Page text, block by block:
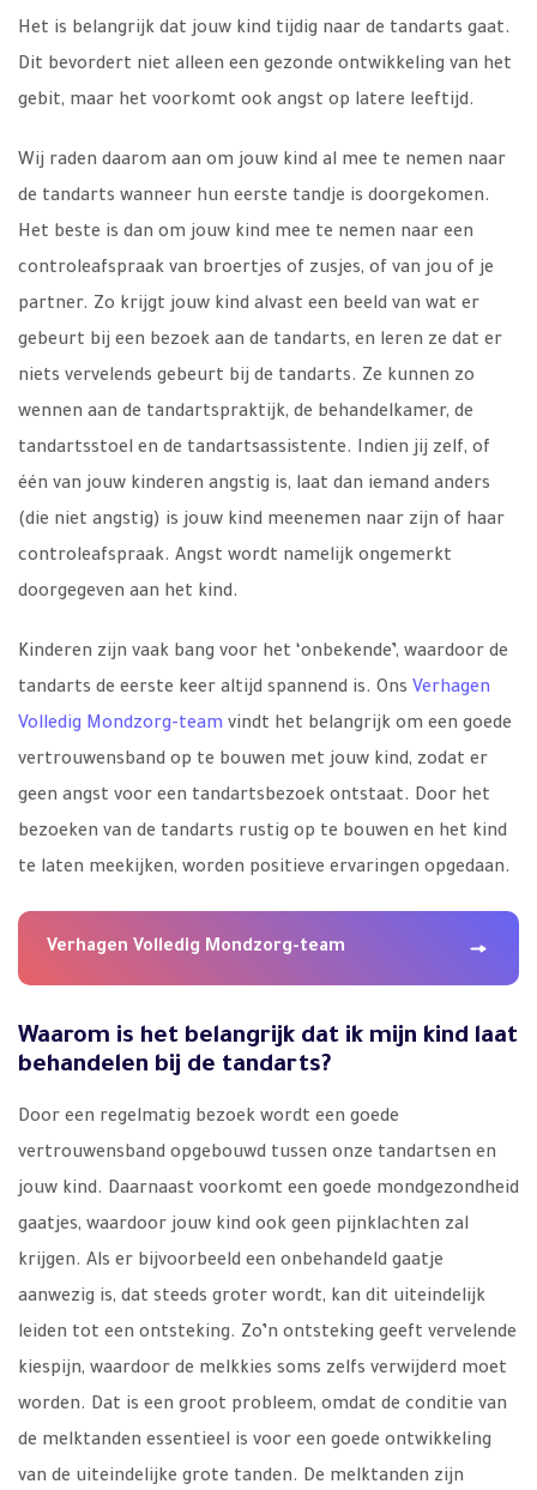
Het is belangrijk dat jouw kind tijdig naar de tandarts gaat.
Dit bevordert niet alleen een gezonde ontwikkeling van het
gebit, maar het voorkomt ook angst op latere leeftijd.
Wij raden daarom aan om jouw kind al mee te nemen naar
de tandarts wanneer hun eerste tandje is doorgekomen.
Het beste is dan om jouw kind mee te nemen naar een
controleafspraak van broertjes of zusjes, of van jou of je
partner. Zo krijgt jouw kind alvast een beeld van wat er
gebeurt bij een bezoek aan de tandarts, en leren ze dat er
niets vervelends gebeurt bij de tandarts. Ze kunnen zo
wennen aan de tandartspraktijk, de behandelkamer, de
tandartsstoel en de tandartsassistente. Indien jij zelf, of
één van jouw kinderen angstig is, laat dan iemand anders
(die niet angstig) is jouw kind meenemen naar zijn of haar
controleafspraak. Angst wordt namelijk ongemerkt
doorgegeven aan het kind.
Kinderen zijn vaak bang voor het ‘onbekende’, waardoor de
tandarts de eerste keer altijd spannend is. Ons Verhagen
Volledig Mondzorg-team vindt het belangrijk om een goede
vertrouwensband op te bouwen met jouw kind, zodat er
geen angst voor een tandartsbezoek ontstaat. Door het
bezoeken van de tandarts rustig op te bouwen en het kind
te laten meekijken, worden positieve ervaringen opgedaan.
Verhagen Volledig Mondzorg-team
Waarom is het belangrijk dat ik mijn kind laat
behandelen bij de tandarts?
Door een regelmatig bezoek wordt een goede
vertrouwensband opgebouwd tussen onze tandartsen en
jouw kind. Daarnaast voorkomt een goede mondgezondheid
gaatjes, waardoor jouw kind ook geen pijnklachten zal
krijgen. Als er bijvoorbeeld een onbehandeld gaatje
aanwezig is, dat steeds groter wordt, kan dit uiteindelijk
leiden tot een ontsteking. Zo’n ontsteking geeft vervelende
kiespijn, waardoor de melkkies soms zelfs verwijderd moet
worden. Dat is een groot probleem, omdat de conditie van
de melktanden essentieel is voor een goede ontwikkeling
van de uiteindelijke grote tanden. De melktanden zijn